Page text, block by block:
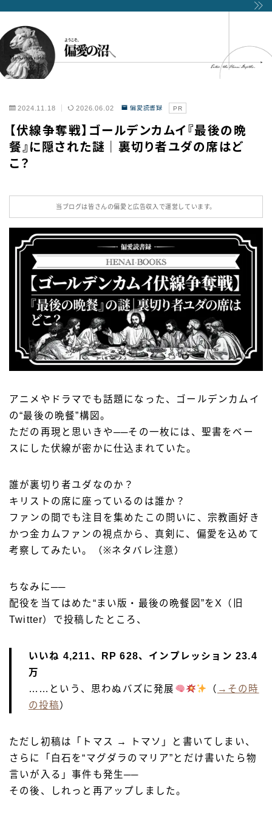
2024.11.18 2026.06.02 偏愛読書録 PR
【伏線争奪戦】ゴールデンカムイ『最後の晩
餐』に隠された謎｜裏切り者ユダの席はど
こ？
当ブログは皆さんの偏愛と広告収入で運営しています。
アニメやドラマでも話題になった、ゴールデンカムイ
の“最後の晩餐”構図。
ただの再現と思いきや──その一枚には、聖書をベー
スにした伏線が密かに仕込まれていた。
誰が裏切り者ユダなのか？
キリストの席に座っているのは誰か？
ファンの間でも注目を集めたこの問いに、宗教画好き
かつ金カムファンの視点から、真剣に、偏愛を込めて
考察してみたい。（※ネタバレ注意）
ちなみに──
配役を当てはめた“まい版・最後の晩餐図”をX（旧
Twitter）で投稿したところ、
いいね 4,211、RP 628、インプレッション 23.4
万
……という、思わぬバズに発展
（ →その時
の投稿）
ただし初稿は「トマス → トマソ」と書いてしまい、
さらに「白石を“マグダラのマリア”とだけ書いたら物
言いが入る」事件も発生──
その後、しれっと再アップしました。